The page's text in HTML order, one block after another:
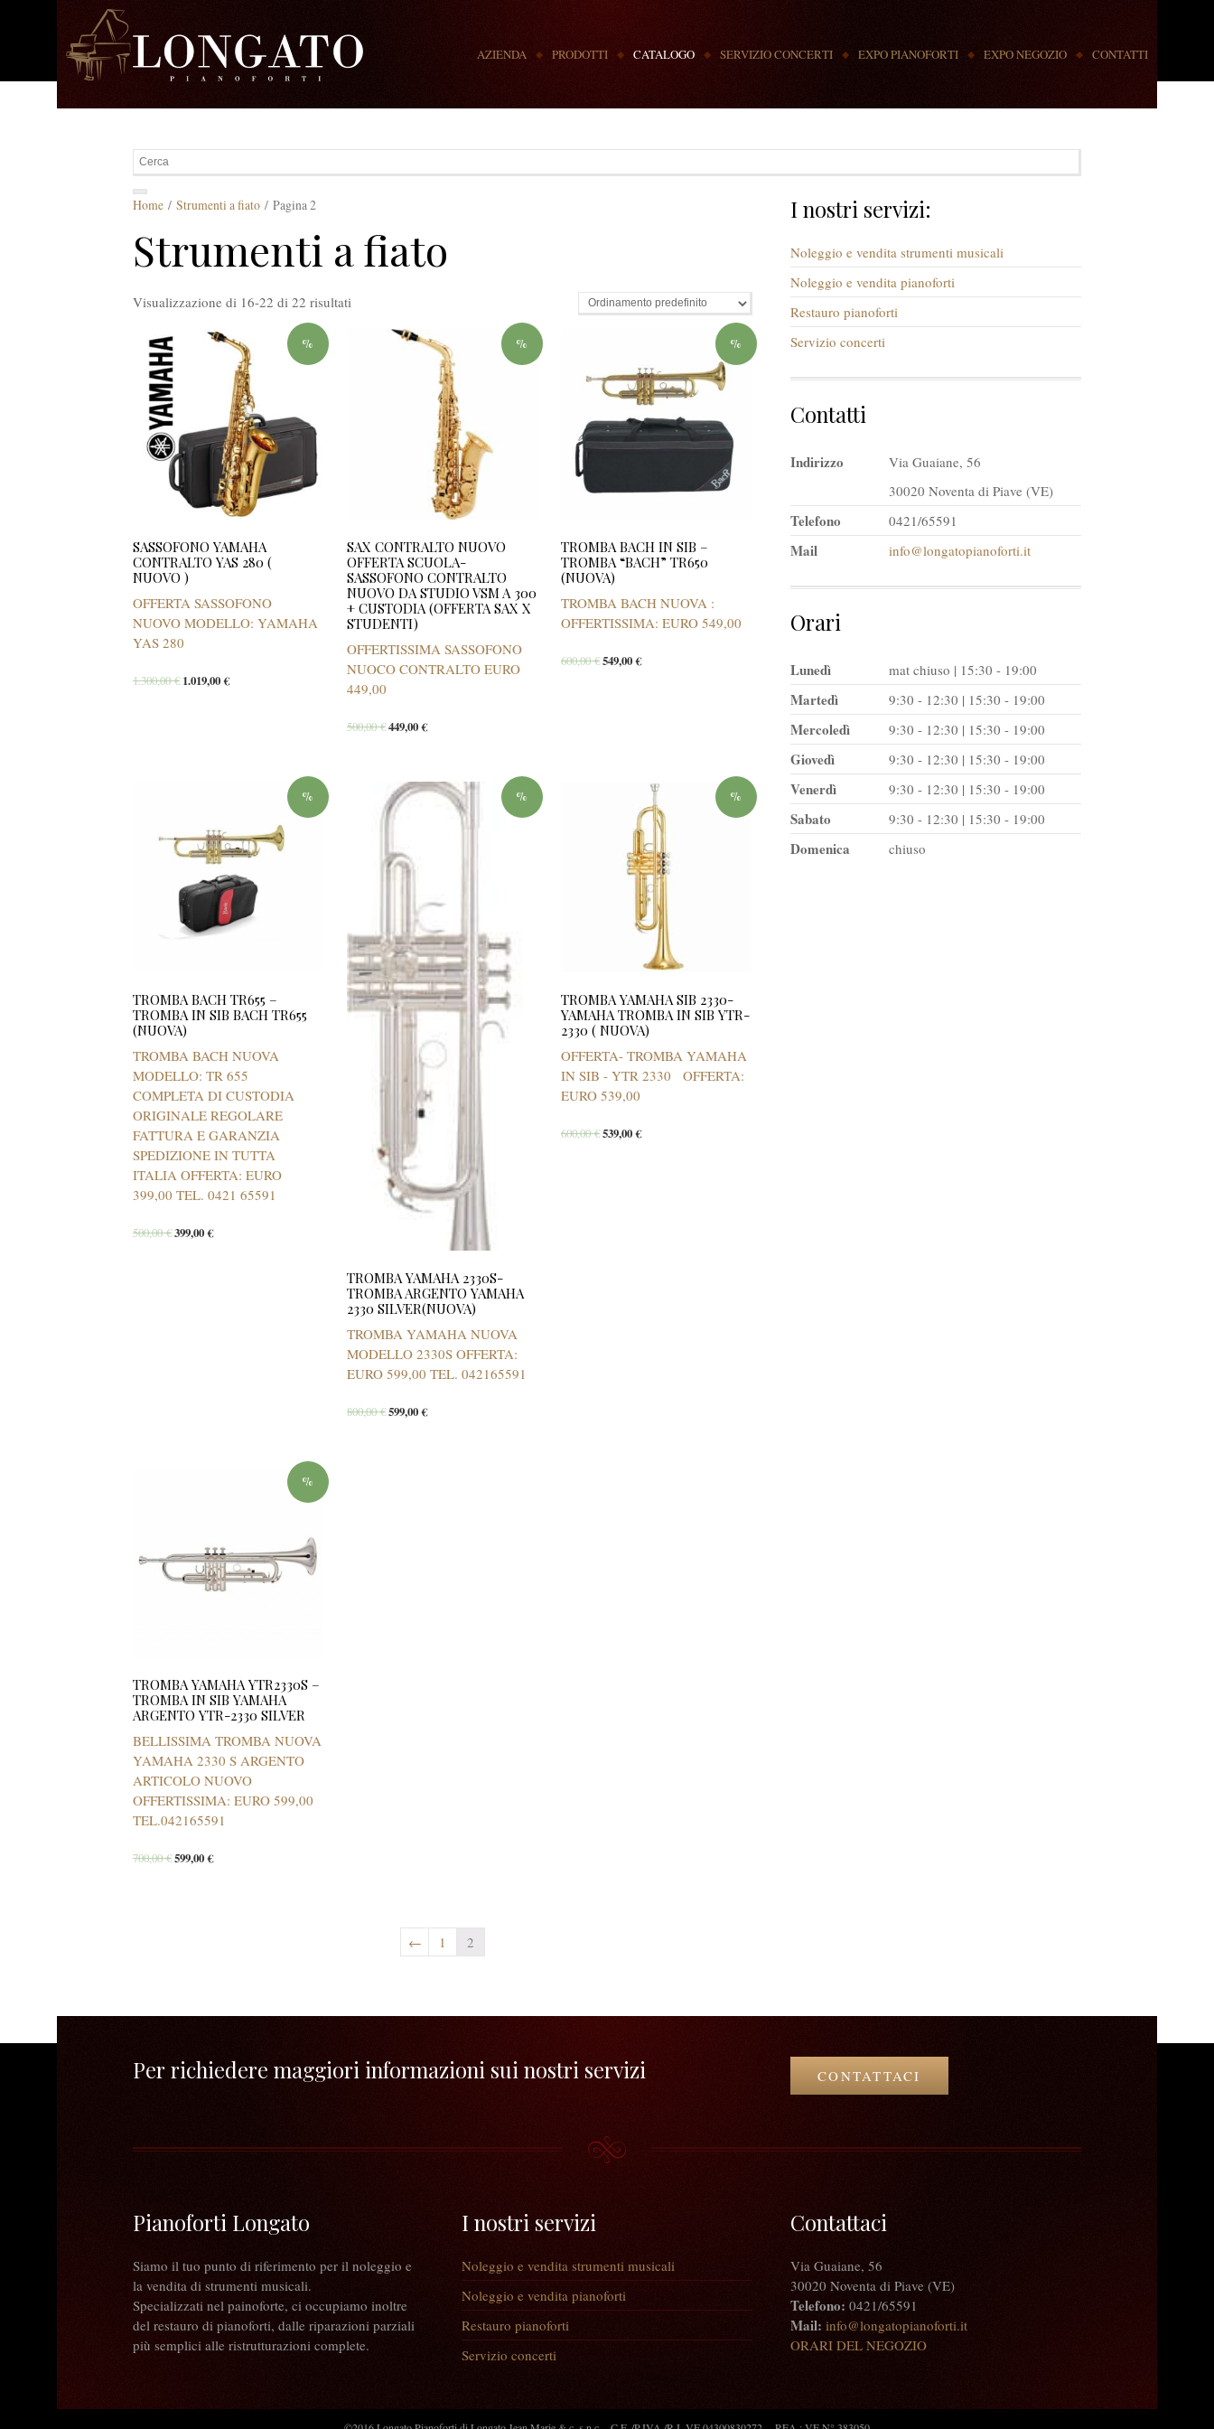
AZIENDA PRODOTTI CATALOGO SERVIZIO CONCERTI EXPO PIANOFORTI EXPO NEGOZIO CONTATTI
Home / Strumenti a fiato / Pagina 2
Strumenti a fiato
Visualizzazione di 16-22 di 22 risultati
%
SASSOFONO YAMAHA
CONTRALTO YAS 280 (
NUOVO )
OFFERTA SASSOFONO
NUOVO MODELLO: YAMAHA
YAS 280
1.300,00€ 1.019,00€
%
SAX CONTRALTO NUOVO
OFFERTA SCUOLA-
SASSOFONO CONTRALTO
NUOVO DA STUDIO VSM A 300
+ CUSTODIA (OFFERTA SAX X
STUDENTI)
OFFERTISSIMA SASSOFONO
NUOCO CONTRALTO EURO
449,00
500,00€449,00€
%
TROMBA BACH IN SIB –
TROMBA “BACH” TR650
(NUOVA)
TROMBA BACH NUOVA :
OFFERTISSIMA: EURO 549,00
600,00€549,00€
%
TROMBA BACH TR655 –
TROMBA IN SIB BACH TR655
(NUOVA)
TROMBA BACH NUOVA
MODELLO: TR 655
COMPLETA DI CUSTODIA
ORIGINALE REGOLARE
FATTURA E GARANZIA
SPEDIZIONE IN TUTTA
ITALIA OFFERTA: EURO
399,00 TEL. 0421 65591
500,00€399,00€
%
TROMBA YAMAHA 2330S-
TROMBA ARGENTO YAMAHA
2330 SILVER(NUOVA)
TROMBA YAMAHA NUOVA
MODELLO 2330S OFFERTA:
EURO 599,00 TEL. 042165591
800,00€599,00€
%
TROMBA YAMAHA SIB 2330-
YAMAHA TROMBA IN SIB YTR-
2330 ( NUOVA)
OFFERTA- TROMBA YAMAHA
IN SIB - YTR 2330 OFFERTA:
EURO 539,00
600,00€539,00€
%
TROMBA YAMAHA YTR2330S –
TROMBA IN SIB YAMAHA
ARGENTO YTR-2330 SILVER
BELLISSIMA TROMBA NUOVA
YAMAHA 2330 S ARGENTO
ARTICOLO NUOVO
OFFERTISSIMA: EURO 599,00
TEL.042165591
700,00€599,00€
← 1 2
I nostri servizi:
Noleggio e vendita strumenti musicali
Noleggio e vendita pianoforti
Restauro pianoforti
Servizio concerti
Contatti
Indirizzo
Via Guaiane, 56
30020 Noventa di Piave (VE)
Telefono 0421/65591
Mail info@longatopianoforti.it
Orari
Lunedì mat chiuso | 15:30 - 19:00
Martedì 9:30 - 12:30 | 15:30 - 19:00
Mercoledì 9:30 - 12:30 | 15:30 - 19:00
Giovedì 9:30 - 12:30 | 15:30 - 19:00
Venerdì 9:30 - 12:30 | 15:30 - 19:00
Sabato 9:30 - 12:30 | 15:30 - 19:00
Domenica chiuso
Per richiedere maggiori informazioni sui nostri servizi CONTATTACI
Pianoforti Longato
Siamo il tuo punto di riferimento per il noleggio e
la vendita di strumenti musicali.
Specializzati nel painoforte, ci occupiamo inoltre
del restauro di pianoforti, dalle riparazioni parziali
più semplici alle ristrutturazioni complete.
I nostri servizi
Noleggio e vendita strumenti musicali
Noleggio e vendita pianoforti
Restauro pianoforti
Servizio concerti
Contattaci
Via Guaiane, 56
30020 Noventa di Piave (VE)
Telefono: 0421/65591
Mail: info@longatopianoforti.it
ORARI DEL NEGOZIO